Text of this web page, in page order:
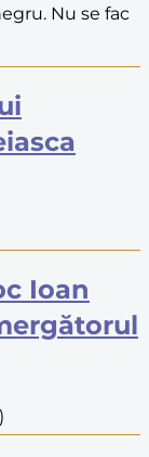
Nu se fac
Ioan